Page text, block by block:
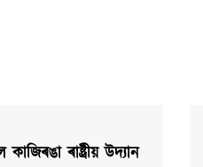
ৰাষ্ট্ৰীয় উদ্যান